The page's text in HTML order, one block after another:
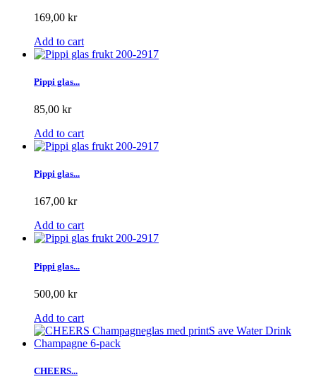
169,00 kr
Add to cart
Pippi glas...
85,00 kr
Add to cart
Pippi glas...
167,00 kr
Add to cart
Pippi glas...
500,00 kr
Add to cart
CHEERS...